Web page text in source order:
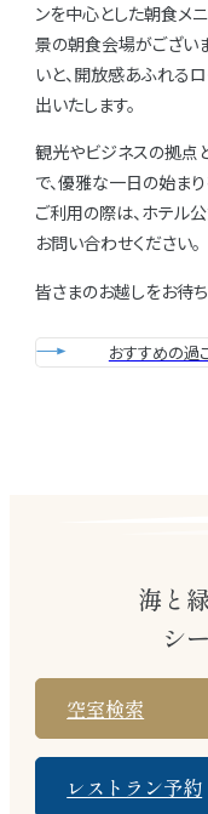
ンを中心とした朝食メ
景の朝食会場がござい
いと、開放感あふれる
出いたします。
観光やビジネスの拠点
で、優雅な一日の始まり
ご利用の際は、ホテル
お問い合わせください。
皆さまのお越しをお待ち
おすすめの過
海と
シ
空室検索
レストラン予約